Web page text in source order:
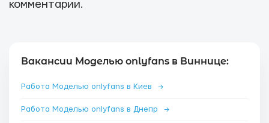
комментарии.
Вакансии Моделью onlyfans в Виннице:
Работа Моделью onlyfans в Киев →
Работа Моделью onlyfans в Днепр →